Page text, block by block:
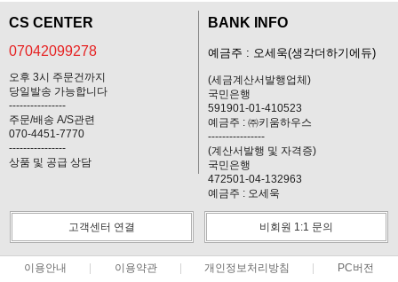
CS CENTER
07042099278
오후 3시 주문건까지
당일발송 가능합니다
----------------
주문/배송 A/S관련
070-4451-7770
----------------
상품 및 공급 상담
BANK INFO
예금주 : 오세욱(생각더하기에듀)
(세금계산서발행업체)
국민은행
591901-01-410523
예금주 : ㈜키움하우스
----------------
(계산서발행 및 자격증)
국민은행
472501-04-132963
예금주 : 오세욱
고객센터 연결 비회원 1:1 문의
이용안내 이용약관 개인정보처리방침 PC버전